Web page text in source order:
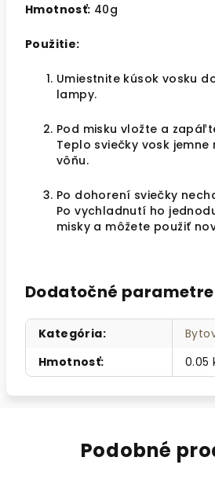
Hmotnosť: 40g
Použitie:
Umiestnite kúsok vosku
lampy.
Pod misku vložte a
Teplo sviečky vosk
vôňu.
Po dohorení sviečky
Po vychladnutí ho
misky a môžete použiť
Dodatočné parametre
Kategória:
Hmotnosť: 0.05
Podobné